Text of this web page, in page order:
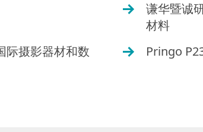
际摄影器材和数
O
谦华暨诚
材料
O Pringo